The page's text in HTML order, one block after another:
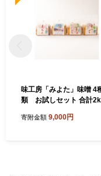
味工房「みよた」味噌 4
類 お試しセット 合計
寄附金額 9,000円